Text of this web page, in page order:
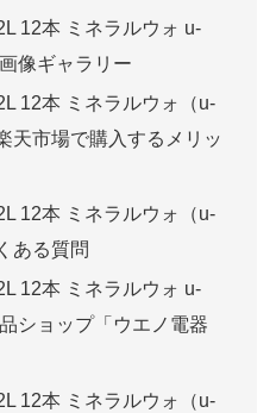
12本 ミネラルウォ u-
像ギャラリー
12本 ミネラルウォ（u-
天市場で購入するメリッ
12本 ミネラルウォ（u-
ある質問
12本 ミネラルウォ u-
ショップ「ウエノ電器
12本 ミネラルウォ（u-